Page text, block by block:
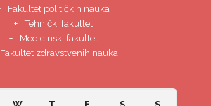
Fakultet političkih nauka
Tehnički fakultet
Medicinski fakultet
Fakultet zdravstvenih nauka